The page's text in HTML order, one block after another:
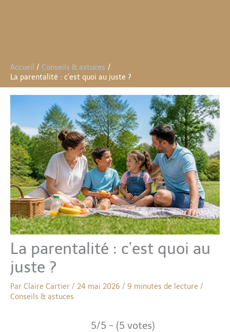
Accueil
Conseils & astuces
La parentalité : c’est quoi au juste ?
La parentalité : c’est quoi au
juste ?
Par Claire Cartier / 24 mai 2026 / 9 minutes de lecture /
Conseils & astuces
5/5 - (5 votes)